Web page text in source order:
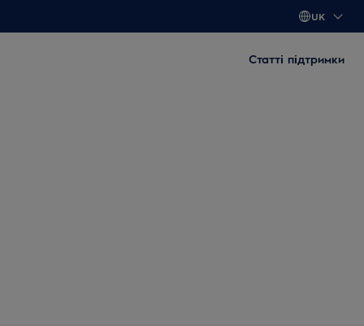
UK
Статті підтримки